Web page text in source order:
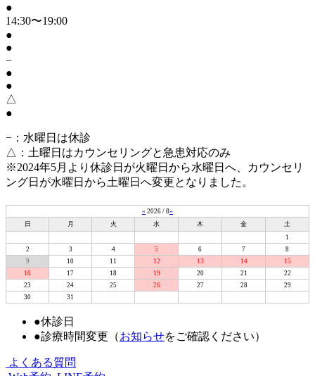
●
14:30〜19:00
●
●
−
●
●
△
●
− ：水曜日は休診
△ ：土曜日はカウンセリングと急患対応のみ
※2024年5月より休診日が火曜日から水曜日へ、カウンセリ
ング日が水曜日から土曜日へ変更となりました。
« 2026 / 8»
日
月 火 水 木 金
土
1
2
3 4 5 6 7
8
9
10 11 12 13 14
15
16
17 18 19 20 21
22
23
24 25 26 27 28
29
30
31
●休診日
●診療時間変更（お知らせをご確認ください）
よくある質問